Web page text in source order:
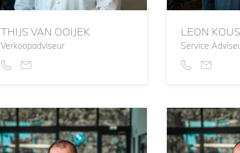
THIJS VAN OOIJEK
Verkoopadviseur
LEON
Service